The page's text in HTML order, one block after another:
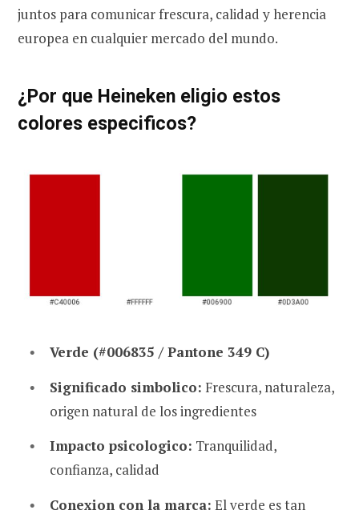
juntos para comunicar frescura, calidad y herencia
europea en cualquier mercado del mundo.
¿Por que Heineken eligio estos
colores especificos?
Verde (#006835 / Pantone 349 C)
Significado simbolico: Frescura, naturaleza,
origen natural de los ingredientes
Impacto psicologico: Tranquilidad,
confianza, calidad
Conexion con la marca: El verde es tan